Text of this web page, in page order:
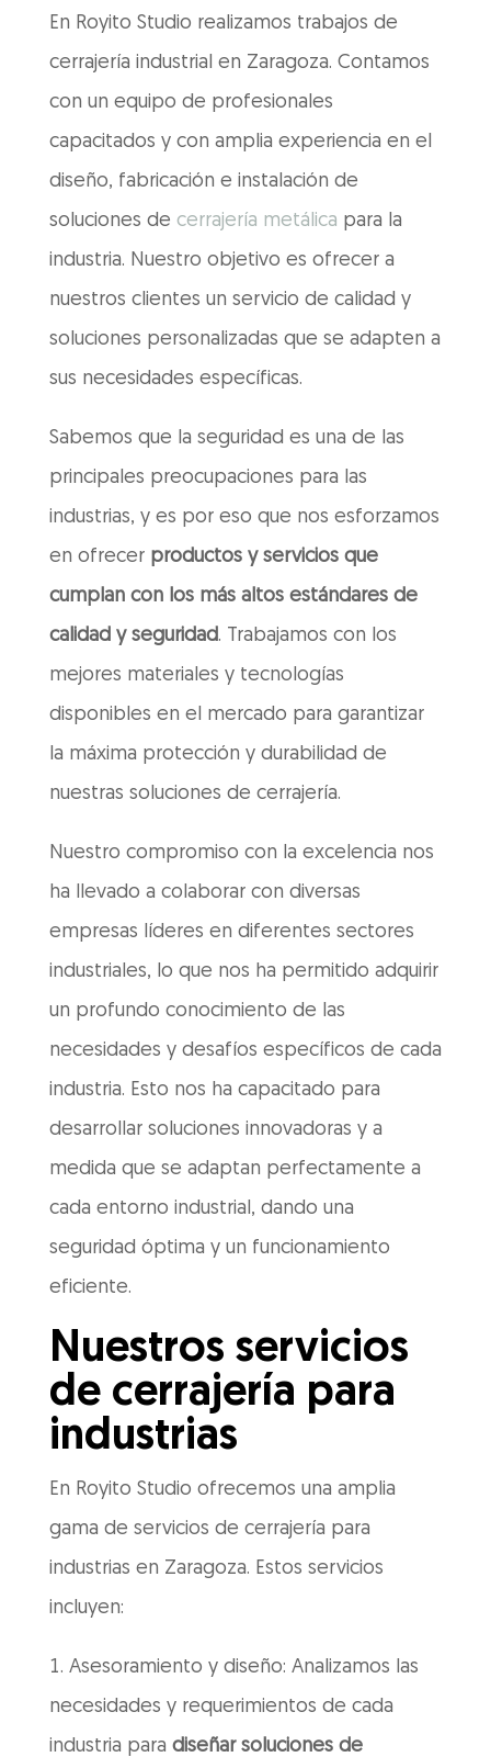
En Royito Studio realizamos trabajos de
cerrajería industrial en Zaragoza. Contamos
con un equipo de profesionales
capacitados y con amplia experiencia en el
diseño, fabricación e instalación de
soluciones de cerrajería metálica para la
industria. Nuestro objetivo es ofrecer a
nuestros clientes un servicio de calidad y
soluciones personalizadas que se adapten a
sus necesidades específicas.
Sabemos que la seguridad es una de las
principales preocupaciones para las
industrias, y es por eso que nos esforzamos
en ofrecer productos y servicios que
cumplan con los más altos estándares de
calidad y seguridad. Trabajamos con los
mejores materiales y tecnologías
disponibles en el mercado para garantizar
la máxima protección y durabilidad de
nuestras soluciones de cerrajería.
Nuestro compromiso con la excelencia nos
ha llevado a colaborar con diversas
empresas líderes en diferentes sectores
industriales, lo que nos ha permitido adquirir
un profundo conocimiento de las
necesidades y desafíos específicos de cada
industria. Esto nos ha capacitado para
desarrollar soluciones innovadoras y a
medida que se adaptan perfectamente a
cada entorno industrial, dando una
seguridad óptima y un funcionamiento
eficiente.
Nuestros servicios
de cerrajería para
industrias
En Royito Studio ofrecemos una amplia
gama de servicios de cerrajería para
industrias en Zaragoza. Estos servicios
incluyen:
Asesoramiento y diseño: Analizamos las
necesidades y requerimientos de cada
industria para diseñar soluciones de